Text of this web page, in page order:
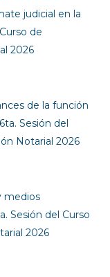
judicial en la
de
2026
de la función
Sesión del
Notarial 2026
medios
Sesión del Curso
2026